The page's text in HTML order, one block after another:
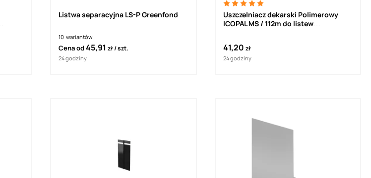
Listwa separacyjna LS-P Greenfond
10 wariantów
Cena od45,91zł szt.
24 godziny
Uszczelniacz dekarski Polimerowy
ICOPAL MS / 112m do listew
41,20 zł
24 godziny